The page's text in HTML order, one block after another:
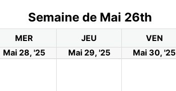
Semaine de Mai 26th
MER JEU VEN
Mai 28, '25 Mai 29, '25 Mai 30, '25